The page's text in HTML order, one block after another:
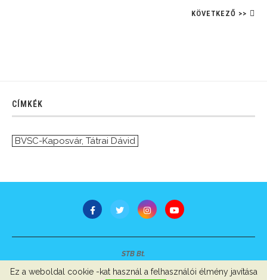
KÖVETKEZŐ >>
CÍMKÉK
BVSC-Kaposvár, Tátrai Dávid
STB Bt.
Ez a weboldal cookie -kat használ a felhasználói élmény javítása